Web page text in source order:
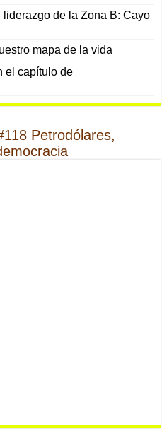
de la Zona B: Cayo
mapa de la vida
el capítulo de
Petrodólares,